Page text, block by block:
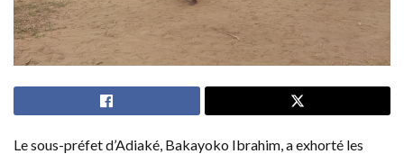
Le sous-préfet d’Adiaké, Bakayoko Ibrahim, a exhorté les